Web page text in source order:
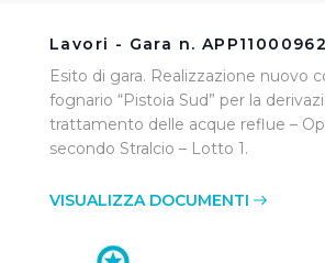
Lavori - Gara n. APP11000962
Esito di gara. Realizzazione nuovo
fognario “Pistoia Sud” per la
trattamento delle acque reflue –
secondo Stralcio – Lotto 1.
VISUALIZZA DOCUMENTI